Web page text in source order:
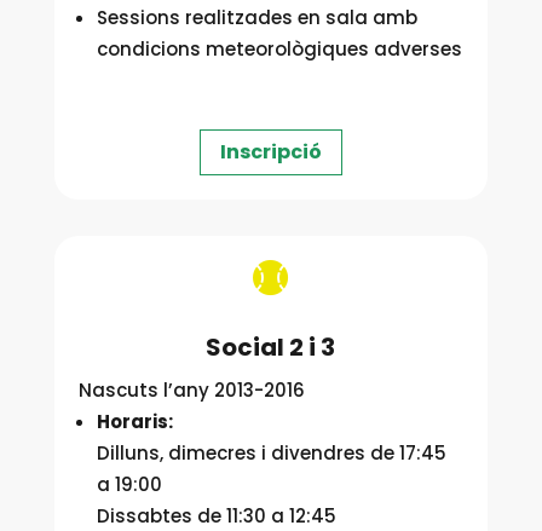
Sessions realitzades en sala amb
condicions meteorològiques adverses
Inscripció

Social 2 i 3
Nascuts l’any 2013-2016
Horaris:
Dilluns, dimecres i divendres de 17:45
a 19:00
Dissabtes de 11:30 a 12:45